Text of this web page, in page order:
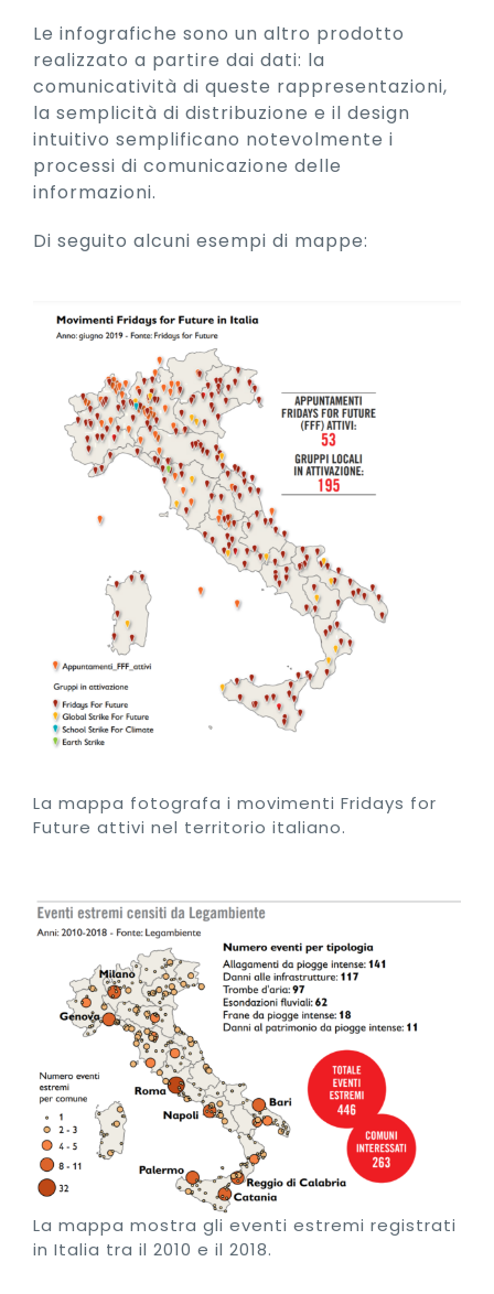
Le infografiche sono un altro prodotto
realizzato a partire dai dati: la
comunicatività di queste rappresentazioni,
la semplicità di distribuzione e il design
intuitivo semplificano notevolmente i
processi di comunicazione delle
informazioni.
Di seguito alcuni esempi di mappe:
La mappa fotografa i movimenti Fridays for
Future attivi nel territorio italiano.
La mappa mostra gli eventi estremi registrati
in Italia tra il 2010 e il 2018.